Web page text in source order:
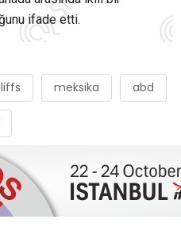
ifade etti.
meksika abd